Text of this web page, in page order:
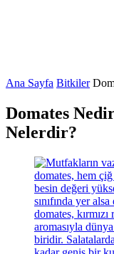
Ana Sayfa Bitkiler
Domates
Nelerdir?